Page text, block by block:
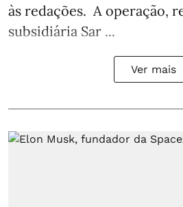
às redações. A operação,
subsidiária Sar ...
Ver mais